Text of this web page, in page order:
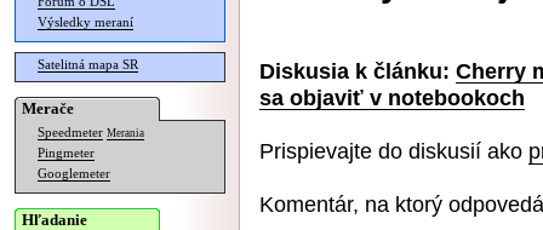
Výsledky meraní
Satelitná mapa SR
Merače
Speedmeter Merania
Pingmeter
Googlemeter
Hľadanie
Diskusia k článku: Cherry
sa objaviť v notebookoch
Prispievajte do diskusií ako
Komentár, na ktorý